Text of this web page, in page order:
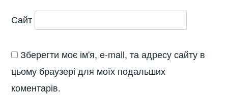
Сайт
Зберегти моє ім'я, e-mail, та адресу сайту в
цьому браузері для моїх подальших
коментарів.